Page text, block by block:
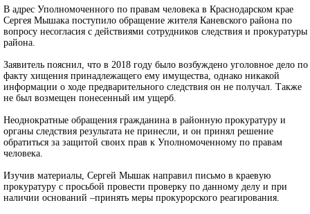
В адрес Уполномоченного по правам человека в Краснодарском крае
Сергея Мышака поступило обращение жителя Каневского района по
вопросу несогласия с действиями сотрудников следствия и прокуратуры
района.
Заявитель пояснил, что в 2018 году было возбуждено уголовное дело по
факту хищения принадлежащего ему имущества, однако никакой
информации о ходе предварительного следствия он не получал. Также
не был возмещен понесенный им ущерб.
Неоднократные обращения гражданина в районную прокуратуру и
органы следствия результата не принесли, и он принял решение
обратиться за защитой своих прав к Уполномоченному по правам
человека.
Изучив материалы, Сергей Мышак направил письмо в краевую
прокуратуру с просьбой провести проверку по данному делу и при
наличии оснований –принять меры прокурорского реагирования.